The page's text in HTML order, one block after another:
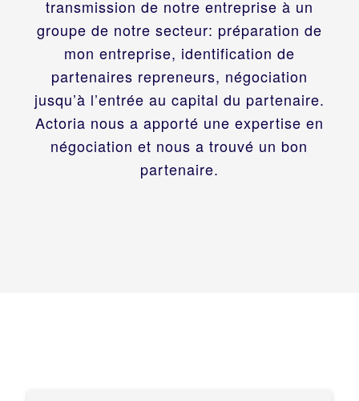
transmission de notre entreprise à un
groupe de notre secteur: préparation de
mon entreprise, identification de
partenaires repreneurs, négociation
jusqu’à l’entrée au capital du partenaire.
Actoria nous a apporté une expertise en
négociation et nous a trouvé un bon
partenaire.